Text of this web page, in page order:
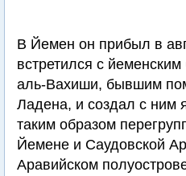
В Йемен он прибыл в
встретился с
аль-Вахиши, бывшим
Ладена, и создал с ним
таким образом
Йемене и Саудовской
Аравийском